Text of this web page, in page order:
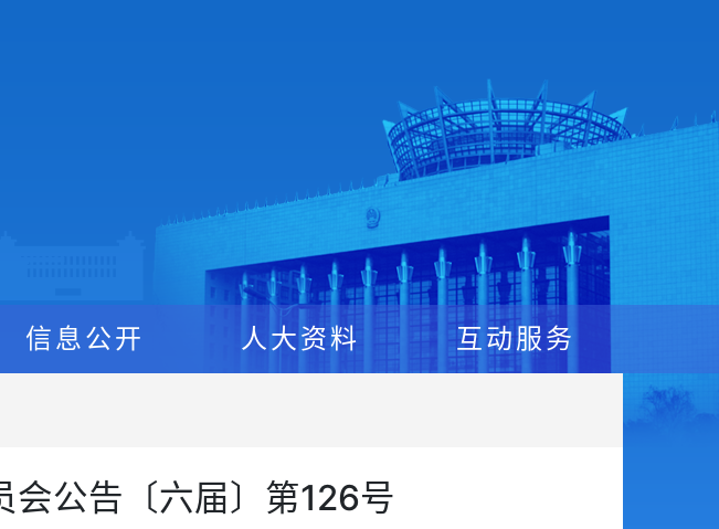
信息公开 人大资料 互动服务
会公告〔六届〕第126号